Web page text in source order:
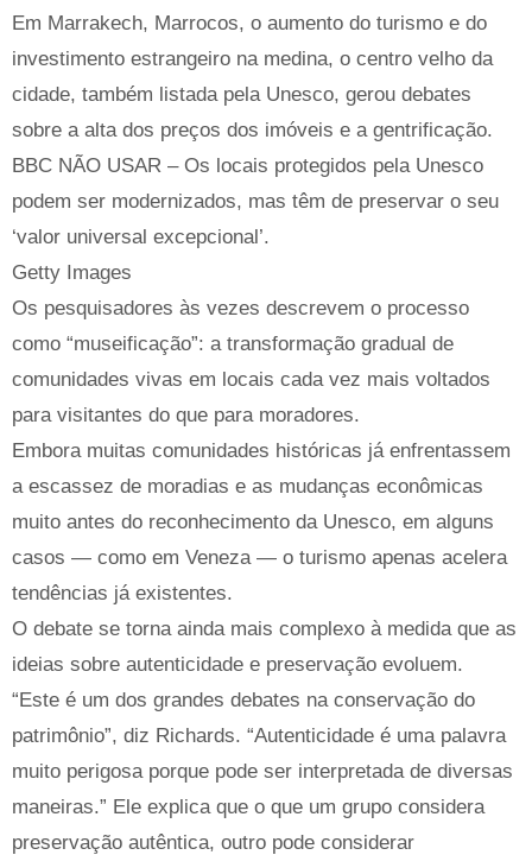
Em Marrakech, Marrocos, o aumento do turismo e do
investimento estrangeiro na medina, o centro velho da
cidade, também listada pela Unesco, gerou debates
sobre a alta dos preços dos imóveis e a gentrificação.
BBC NÃO USAR – Os locais protegidos pela Unesco
podem ser modernizados, mas têm de preservar o seu
‘valor universal excepcional’.
Getty Images
Os pesquisadores às vezes descrevem o processo
como “museificação”: a transformação gradual de
comunidades vivas em locais cada vez mais voltados
para visitantes do que para moradores.
Embora muitas comunidades históricas já enfrentassem
a escassez de moradias e as mudanças econômicas
muito antes do reconhecimento da Unesco, em alguns
casos — como em Veneza — o turismo apenas acelera
tendências já existentes.
O debate se torna ainda mais complexo à medida que as
ideias sobre autenticidade e preservação evoluem.
“Este é um dos grandes debates na conservação do
patrimônio”, diz Richards. “Autenticidade é uma palavra
muito perigosa porque pode ser interpretada de diversas
maneiras.” Ele explica que o que um grupo considera
preservação autêntica, outro pode considerar